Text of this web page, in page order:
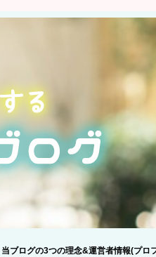
当ブログの3つの理念&運営者情報(プロ